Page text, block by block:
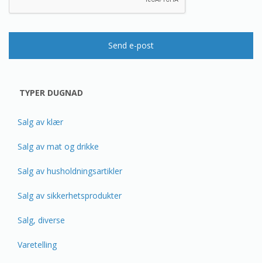
Send e-post
TYPER DUGNAD
Salg av klær
Salg av mat og drikke
Salg av husholdningsartikler
Salg av sikkerhetsprodukter
Salg, diverse
Varetelling